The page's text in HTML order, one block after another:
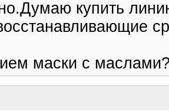
купить
маски с